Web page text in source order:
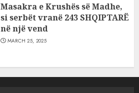
Masakra e Krushës së Madhe,
si serbët vranë 243 SHQIPTARË
në një vend
MARCH 25, 2025